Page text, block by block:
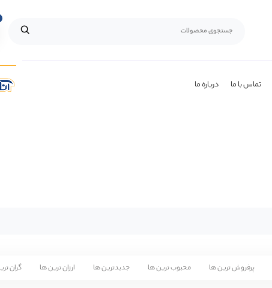
تماس با ما درباره ما
پرفروش ترین ها محبوب ترین ها جدیدترین ها ارزان ترین ها گران